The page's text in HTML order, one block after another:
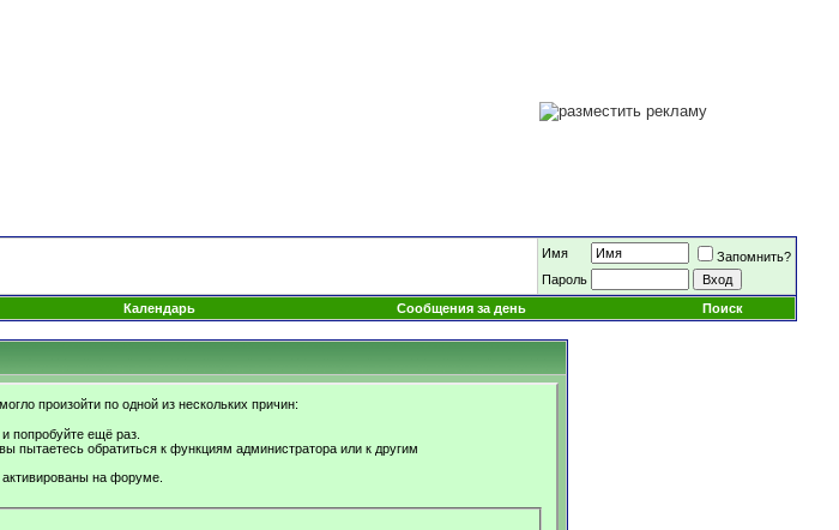
Имя
Запомнить?
Пароль
Календарь Сообщения за день Поиск
произойти по одной из нескольких причин:
попробуйте ещё раз.
пытаетесь обратиться к функциям администратора или к другим
на форуме.